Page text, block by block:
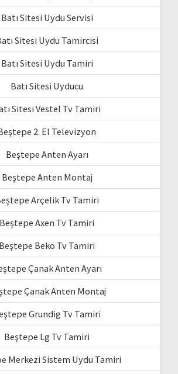
Batı Sitesi Uydu Servisi
Sitesi Uydu Tamircisi
Batı Sitesi Uydu Tamiri
Batı Sitesi Uyducu
Sitesi Vestel Tv Tamiri
2. El Televizyon
Beştepe Anten Ayarı
Beştepe Anten Montaj
Arçelik Tv Tamiri
Beştepe Axen Tv Tamiri
Beştepe Beko Tv Tamiri
Çanak Anten Ayarı
Çanak Anten Montaj
Grundig Tv Tamiri
Beştepe Lg Tv Tamiri
Merkezi Sistem Uydu Tamiri